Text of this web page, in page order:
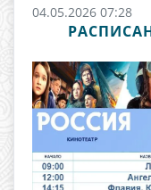
04.05.2026 07:28